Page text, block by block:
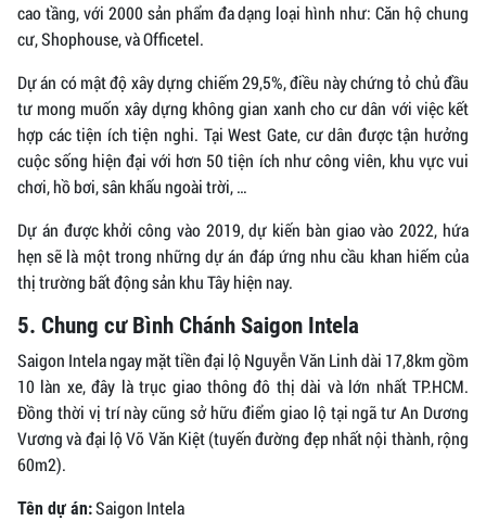
cao tầng, với 2000 sản phẩm đa dạng loại hình như: Căn hộ chung
cư, Shophouse, và Officetel.
Dự án có mật độ xây dựng chiếm 29,5%, điều này chứng tỏ chủ đầu
tư mong muốn xây dựng không gian xanh cho cư dân với việc kết
hợp các tiện ích tiện nghi. Tại West Gate, cư dân được tận hưởng
cuộc sống hiện đại với hơn 50 tiện ích như công viên, khu vực vui
chơi, hồ bơi, sân khấu ngoài trời, …
Dự án được khởi công vào 2019, dự kiến bàn giao vào 2022, hứa
hẹn sẽ là một trong những dự án đáp ứng nhu cầu khan hiếm của
thị trường bất động sản khu Tây hiện nay.
5. Chung cư Bình Chánh Saigon Intela
Saigon Intela ngay mặt tiền đại lộ Nguyễn Văn Linh dài 17,8km gồm
10 làn xe, đây là trục giao thông đô thị dài và lớn nhất TP.HCM.
Đồng thời vị trí này cũng sở hữu điểm giao lộ tại ngã tư An Dương
Vương và đại lộ Võ Văn Kiệt (tuyến đường đẹp nhất nội thành, rộng
60m2).
Tên dự án:Saigon Intela